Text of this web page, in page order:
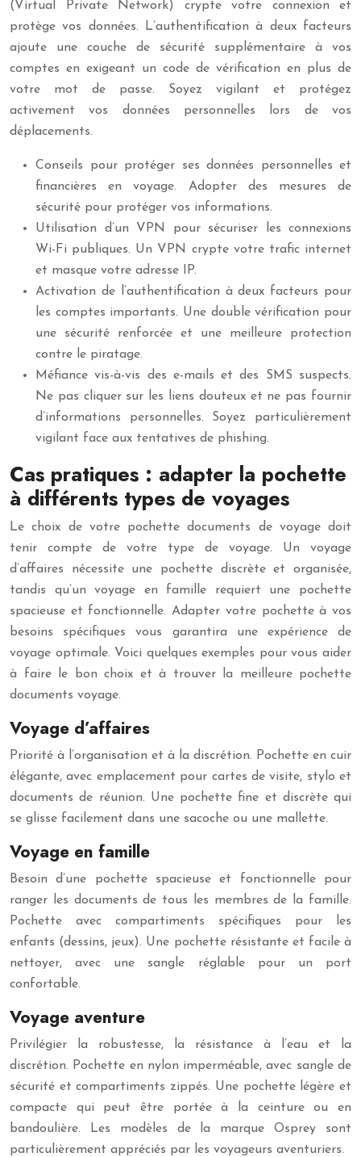
(Virtual Private Network) crypte votre connexion et
protège vos données. L’authentification à deux facteurs
ajoute une couche de sécurité supplémentaire à vos
comptes en exigeant un code de vérification en plus de
votre mot de passe. Soyez vigilant et protégez
activement vos données personnelles lors de vos
déplacements.
Conseils pour protéger ses données personnelles et
financières en voyage. Adopter des mesures de
sécurité pour protéger vos informations.
Utilisation d’un VPN pour sécuriser les connexions
Wi-Fi publiques. Un VPN crypte votre trafic internet
et masque votre adresse IP.
Activation de l’authentification à deux facteurs pour
les comptes importants. Une double vérification pour
une sécurité renforcée et une meilleure protection
contre le piratage.
Méfiance vis-à-vis des e-mails et des SMS suspects.
Ne pas cliquer sur les liens douteux et ne pas fournir
d’informations personnelles. Soyez particulièrement
vigilant face aux tentatives de phishing.
Cas pratiques : adapter la pochette
à différents types de voyages
Le choix de votre pochette documents de voyage doit
tenir compte de votre type de voyage. Un voyage
d’affaires nécessite une pochette discrète et organisée,
tandis qu’un voyage en famille requiert une pochette
spacieuse et fonctionnelle. Adapter votre pochette à vos
besoins spécifiques vous garantira une expérience de
voyage optimale. Voici quelques exemples pour vous aider
à faire le bon choix et à trouver la meilleure pochette
documents voyage.
Voyage d’affaires
Priorité à l’organisation et à la discrétion. Pochette en cuir
élégante, avec emplacement pour cartes de visite, stylo et
documents de réunion. Une pochette fine et discrète qui
se glisse facilement dans une sacoche ou une mallette.
Voyage en famille
Besoin d’une pochette spacieuse et fonctionnelle pour
ranger les documents de tous les membres de la famille.
Pochette avec compartiments spécifiques pour les
enfants (dessins, jeux). Une pochette résistante et facile à
nettoyer, avec une sangle réglable pour un port
confortable.
Voyage aventure
Privilégier la robustesse, la résistance à l’eau et la
discrétion. Pochette en nylon imperméable, avec sangle de
sécurité et compartiments zippés. Une pochette légère et
compacte qui peut être portée à la ceinture ou en
bandoulière. Les modèles de la marque Osprey sont
particulièrement appréciés par les voyageurs aventuriers.